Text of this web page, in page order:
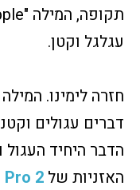
עגלגל וקטן.
דברים עגולים
הדבר היחיד העגול
האזניות של 2 AirPods Pro